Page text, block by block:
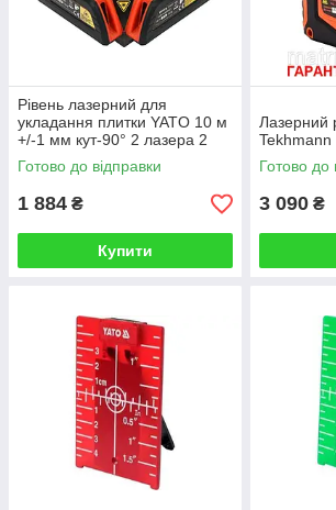
Рівень лазерний для
укладання плитки YATO 10 м
+/-1 мм кут-90° 2 лазера 2
капсули 2 X AA
Готово до відправки
1 884 ₴
Купити
Лазерний
Tekhmann
Готово до
3 090 ₴